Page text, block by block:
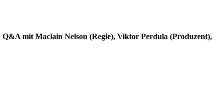
mit Maclain Nelson (Regie), Viktor Perdula (Produzent),